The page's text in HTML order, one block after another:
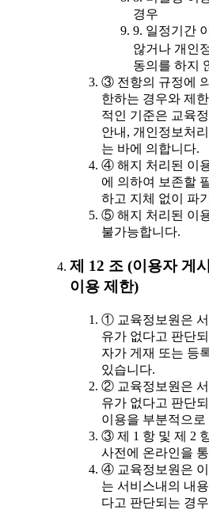
경우
9. 일정기간
않거나 개인
동의를 하지
③ 전항의 규정에
한하는 경우와 제
적인 기준은 교육
안내, 개인정보처
는 바에 의합니다.
④ 해지 처리된 이
에 의하여 보존할
하고 지체 없이 파
⑤ 해지 처리된 이
불가능합니다.
제 12 조 (이용자 게
이용 제한)
① 교육정보원은
유가 없다고 판단
자가 게재 또는 등
있습니다.
② 교육정보원은
유가 없다고 판단
이용을 부분적으
③ 제 1 항 및 제 2
사전에 온라인을
④ 교육정보원은
는 서비스내의 내
다고 판단되는 경